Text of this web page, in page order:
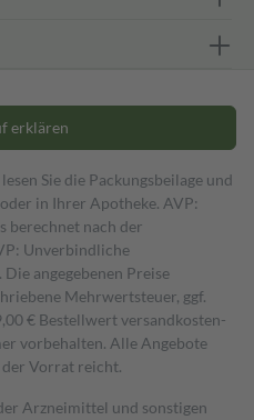
erklären
Sie die Packungsbeilage und
in Ihrer Apotheke. AVP:
berechnet nach der
Unverbindliche
angegebenen Preise
Mehrwertsteuer, ggf.
€ Bestell­wert versand­kosten­
vorbehalten. Alle Angebote
der Vorrat reicht.
Arzneimittel und sonstigen